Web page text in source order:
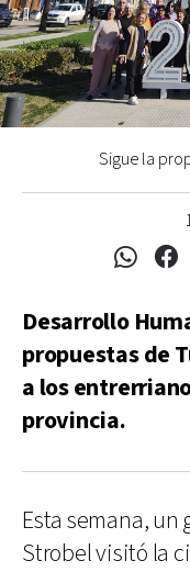
Sigue la
Desarrollo
propuestas de
a los
provincia.
Esta semana, un
Strobel visitó la